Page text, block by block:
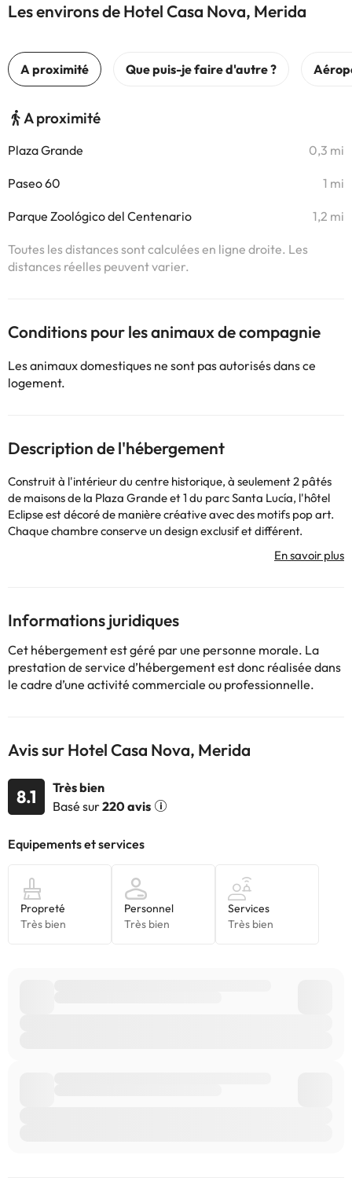
Les environs de Hotel Casa Nova, Merida
A proximité
Plaza Grande 0,3 mi
Paseo 60 1 mi
Parque Zoológico del Centenario 1,2 mi
Toutes les distances sont calculées en ligne droite. Les
distances réelles peuvent varier.
Conditions pour les animaux de compagnie
Les animaux domestiques ne sont pas autorisés dans ce
logement.
Description de l'hébergement
Construit à l'intérieur du centre historique, à seulement 2 pâtés
de maisons de la Plaza Grande et 1 du parc Santa Lucía, l'hôtel
Eclipse est décoré de manière créative avec des motifs pop art.
Chaque chambre conserve un design exclusif et différent.
L'excellence de nos services continue d'être la raison pour laquelle
nos clients nous préfèrent à d'autres options. L'hôtel propose des
approche distinctive et individuelle dans chaque chambre. Notre
personnel hautement qualifié peut satisfaire les goûts et les
besoins les plus variés, que vous nous rendiez visite pour offres ou
pour vos vacances. Attention : le parking est temporairement
fermé jusqu'au 31 août.
Certains des services indiqués peuvent être payants. Vous
l’établissement. Toutes les informations figurant sur cette fiche
sont susceptibles d’être modifiées par l’hébergement. Si vous
avez des questions, contactez-nous.
Informations juridiques
Cet hébergement est géré par une personne morale. La
prestation de service d’hébergement est donc réalisée dans
le cadre d’une activité commerciale ou professionnelle.
Avis sur Hotel Casa Nova, Merida
8.1
Très bien
Basé sur220 avis